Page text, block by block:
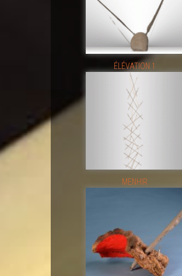
ÉLÉVATION 1
MENHIR